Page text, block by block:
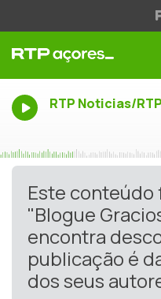
RTP Noticias/
Este
"Blogue
encontra
publicação é
dos seus